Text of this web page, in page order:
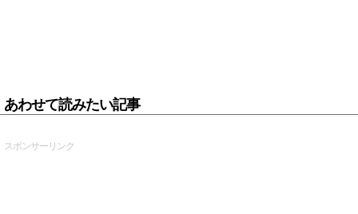
あわせて読みたい記事
スポンサーリンク